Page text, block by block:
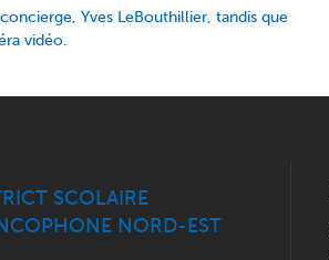
Yves LeBouthillier, tandis que
vidéo.
SCOLAIRE
NORD-EST